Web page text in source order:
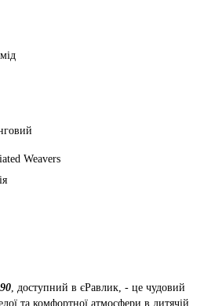
Weavers
, доступний в єРавлик, - це чудовий
та комфортної атмосфери в дитячій